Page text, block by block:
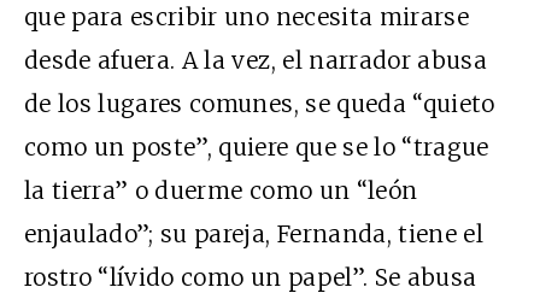
que para escribir uno necesita mirarse
desde afuera. A la vez, el narrador abusa
de los lugares comunes, se queda “quieto
como un poste”, quiere que se lo “trague
la tierra” o duerme como un “león
enjaulado”; su pareja, Fernanda, tiene el
rostro “lívido como un papel”. Se abusa